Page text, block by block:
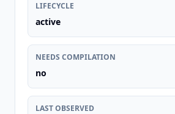
LIFECYCLE
active
NEEDS COMPILATION
no
LAST OBSERVED